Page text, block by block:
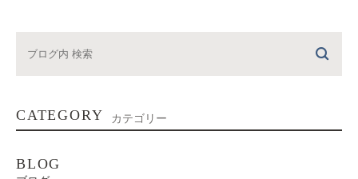
CATEGORY カテゴリー
BLOG